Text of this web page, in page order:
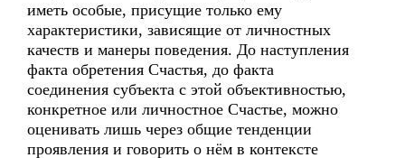
иметь особые, присущие только ему
характеристики, зависящие от личностных
качеств и манеры поведения. До наступления
факта обретения Счастья, до факта
соединения субъекта с этой объективностью,
конкретное или личностное Счастье, можно
оценивать лишь через общие тенденции
проявления и говорить о нём в контексте